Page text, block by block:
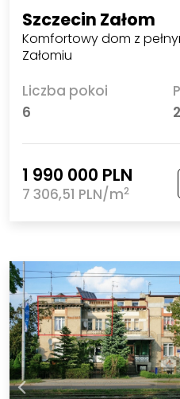
Szczecin Załom
Komfortowy dom z
Załomiu
Liczba pokoi
6
1 990 000 PLN
7 306,51 PLN/m2